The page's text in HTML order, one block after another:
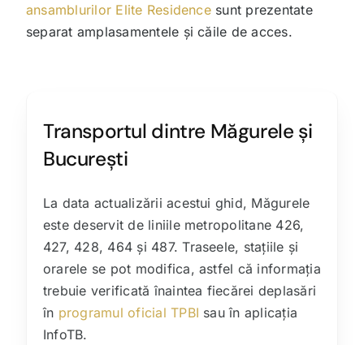
ansamblurilor Elite Residencesunt prezentate
separat amplasamentele și căile de acces.
Transportul dintre Măgurele și
București
La data actualizării acestui ghid, Măgurele
este deservit de liniile metropolitane 426,
427, 428, 464 și 487. Traseele, stațiile și
orarele se pot modifica, astfel că informația
trebuie verificată înaintea fiecărei deplasări
în programul oficial TPBI sau în aplicația
InfoTB.